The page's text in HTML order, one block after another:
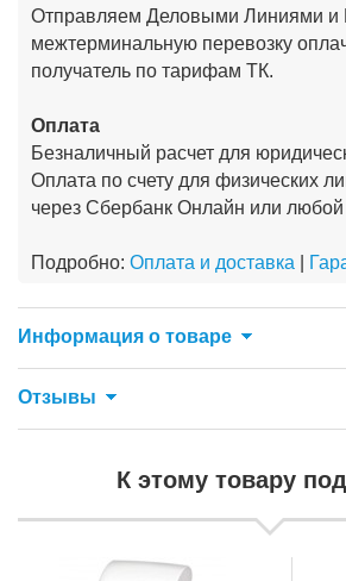
Отправляем Деловыми Линиями
межтерминальную перевозку
получатель по тарифам ТК.
Оплата
Безналичный расчет для
Оплата по счету для физических
через Сбербанк Онлайн или любой
Подробно: Оплата и доставка
Информация о товаре
Отзывы
К этому товару